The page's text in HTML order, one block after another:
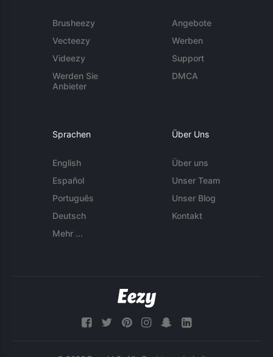
Brusheezy
Vecteezy
Videezy
Werden Sie
Anbieter
Angebote
Werben
Support
DMCA
Sprachen
English
Español
Português
Deutsch
Mehr ...
Über Uns
Über uns
Unser Team
Unser Blog
Kontakt